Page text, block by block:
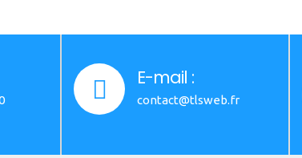
E-mail :
contact@tlsweb.fr